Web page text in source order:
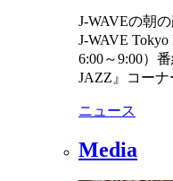
J-WAVEの朝
J-WAVE
6:00～9:00）
JAZZ』コーナ
ニュース
Media